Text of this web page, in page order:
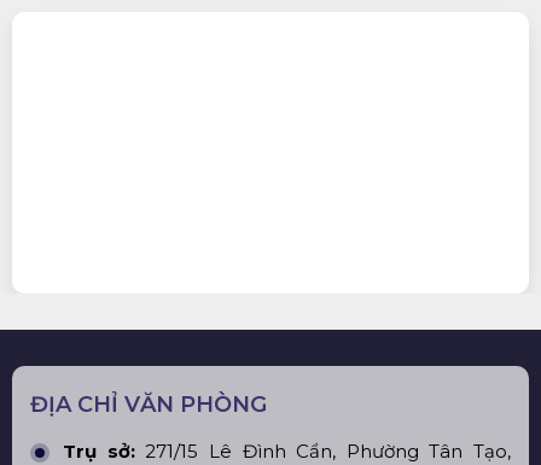
ĐỊA CHỈ VĂN PHÒNG
Trụ sở:271/15 Lê Đình Cẩn, Phường Tân Tạo,